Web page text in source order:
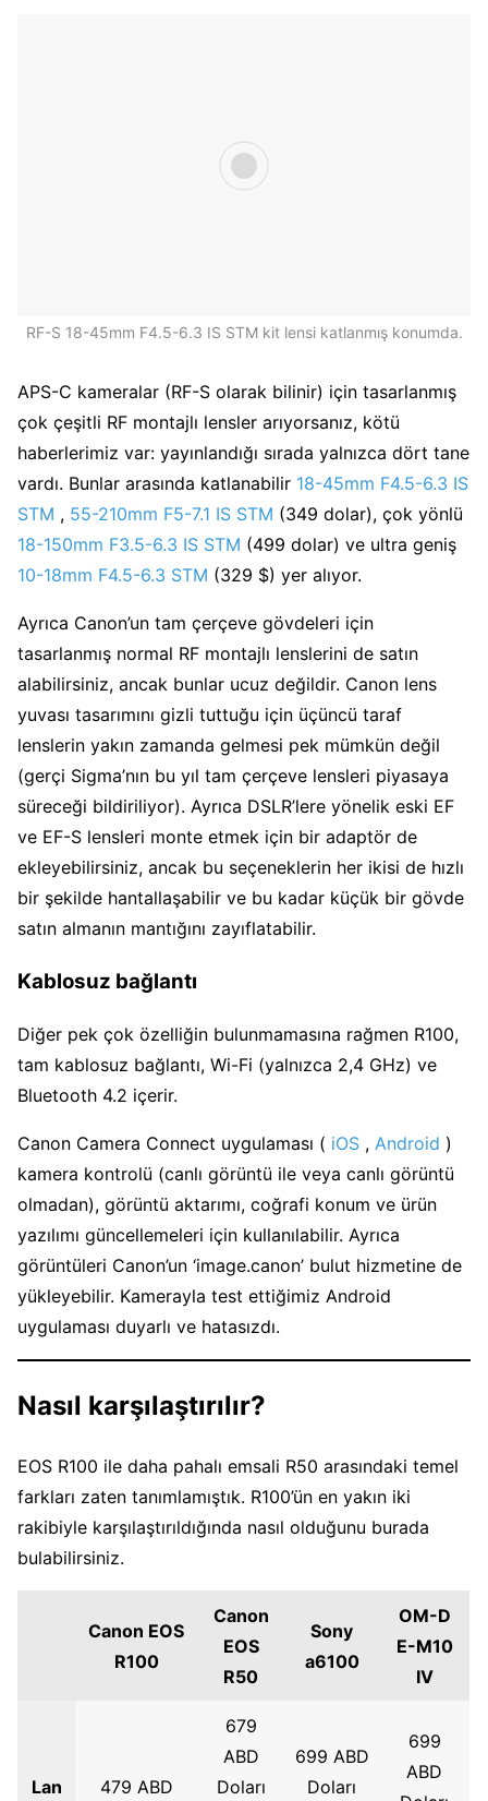
RF-S 18-45mm F4.5-6.3 IS STM kit lensi katlanmış konumda.
APS-C kameralar (RF-S olarak bilinir) için tasarlanmış
çok çeşitli RF montajlı lensler arıyorsanız, kötü
haberlerimiz var: yayınlandığı sırada yalnızca dört tane
vardı. Bunlar arasında katlanabilir 18-45mm F4.5-6.3 IS
STM , 55-210mm F5-7.1 IS STM (349 dolar), çok yönlü
18-150mm F3.5-6.3 IS STM (499 dolar) ve ultra geniş
10-18mm F4.5-6.3 STM (329 $) yer alıyor.
Ayrıca Canon’un tam çerçeve gövdeleri için
tasarlanmış normal RF montajlı lenslerini de satın
alabilirsiniz, ancak bunlar ucuz değildir. Canon lens
yuvası tasarımını gizli tuttuğu için üçüncü taraf
lenslerin yakın zamanda gelmesi pek mümkün değil
(gerçi Sigma’nın bu yıl tam çerçeve lensleri piyasaya
süreceği bildiriliyor). Ayrıca DSLR’lere yönelik eski EF
ve EF-S lensleri monte etmek için bir adaptör de
ekleyebilirsiniz, ancak bu seçeneklerin her ikisi de hızlı
bir şekilde hantallaşabilir ve bu kadar küçük bir gövde
satın almanın mantığını zayıflatabilir.
Kablosuz bağlantı
Diğer pek çok özelliğin bulunmamasına rağmen R100,
tam kablosuz bağlantı, Wi-Fi (yalnızca 2,4 GHz) ve
Bluetooth 4.2 içerir.
Canon Camera Connect uygulaması ( iOS , Android )
kamera kontrolü (canlı görüntü ile veya canlı görüntü
olmadan), görüntü aktarımı, coğrafi konum ve ürün
yazılımı güncellemeleri için kullanılabilir. Ayrıca
görüntüleri Canon’un ‘image.canon’ bulut hizmetine de
yükleyebilir. Kamerayla test ettiğimiz Android
uygulaması duyarlı ve hatasızdı.
Nasıl karşılaştırılır?
EOS R100 ile daha pahalı emsali R50 arasındaki temel
farkları zaten tanımlamıştık. R100’ün en yakın iki
rakibiyle karşılaştırıldığında nasıl olduğunu burada
bulabilirsiniz.
Canon EOS
R100
Canon
EOS
R50
Sony
a6100
OM-D
E-M10
IV
Lan 479 ABD
679
ABD
Doları
699 ABD
Doları
699
ABD